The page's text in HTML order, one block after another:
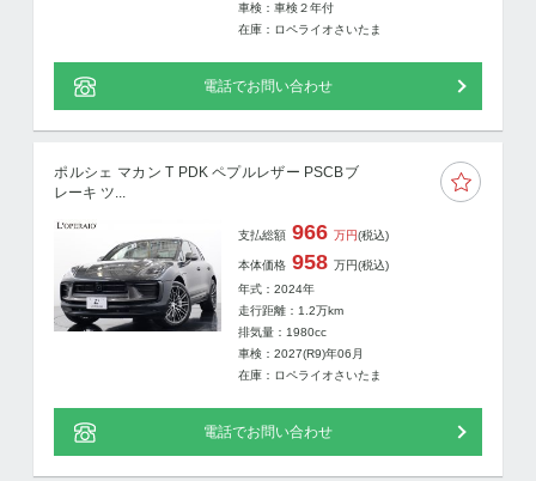
車検：車検２年付
在庫：ロペライオさいたま
電話でお問い合わせ
ポルシェ マカン T PDK ペプルレザー PSCBブ
レーキ ツ...
支払総額 966 万円(税込)
本体価格 958 万円(税込)
年式：2024年
走行距離： 1.2万km
排気量：1980cc
車検：2027(R9)年06月
在庫：ロペライオさいたま
電話でお問い合わせ